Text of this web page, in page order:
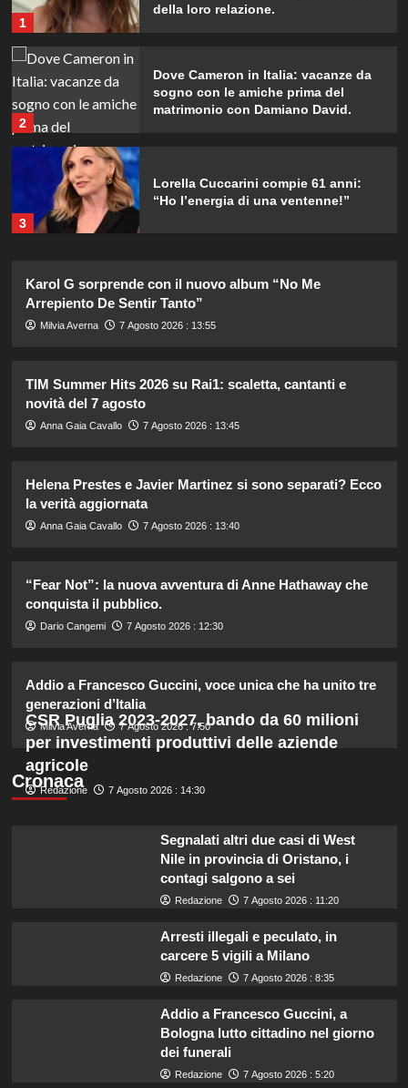
1
della loro relazione.
2
Dove Cameron in Italia: vacanze da
sogno con le amiche prima del
matrimonio con Damiano David.
3
Lorella Cuccarini compie 61 anni:
“Ho l’energia di una ventenne!”
4
celebrazione in famiglia da mamma
bis emozionante e gioiosa.
5
Grande Fratello Vip? Claudia Dionigi
1
Bella Thorne rivela i segreti nascosti
2
sogno con le amiche prima del
matrimonio con Damiano David.
3
Lorella Cuccarini compie 61 anni:
celebrazione in famiglia da mamma
Lorenzo Riccardi nel cast del
Grande Fratello Vip? Claudia Dionigi
Karol G sorprende con il nuovo album “No Me
Arrepiento De Sentir Tanto”
Milvia Averna 7 Agosto 2026 : 13:55
TIM Summer Hits 2026 su Rai1: scaletta, cantanti e
novità del 7 agosto
Anna Gaia Cavallo 7 Agosto 2026 : 13:45
Helena Prestes e Javier Martinez si sono separati? Ecco
la verità aggiornata
Anna Gaia Cavallo 7 Agosto 2026 : 13:40
“Fear Not”: la nuova avventura di Anne Hathaway che
conquista il pubblico.
Dario Cangemi 7 Agosto 2026 : 12:30
Addio a Francesco Guccini, voce unica che ha unito tre
generazioni d’Italia
Milvia Averna 7 Agosto 2026 : 7:50
Cronaca
CSR Puglia 2023-2027, bando da 60 milioni
per investimenti produttivi delle aziende
agricole
Redazione 7 Agosto 2026 : 14:30
Segnalati altri due casi di West
Nile in provincia di Oristano, i
contagi salgono a sei
Redazione 7 Agosto 2026 : 11:20
Arresti illegali e peculato, in
carcere 5 vigili a Milano
Redazione 7 Agosto 2026 : 8:35
Addio a Francesco Guccini, a
Bologna lutto cittadino nel giorno
dei funerali
Redazione 7 Agosto 2026 : 5:20